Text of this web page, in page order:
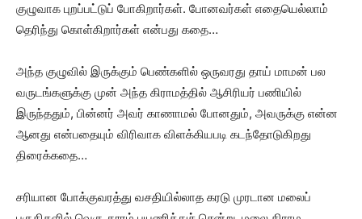
குழுவாக புறப்பட்டுப் போகிறார்கள். போனவர்கள் எதையெல்லாம்
தெரிந்து கொள்கிறார்கள் என்பது கதை…
அந்த குழுவில் இருக்கும் பெண்களில் ஒருவரது தாய் மாமன் பல
வருடங்களுக்கு முன் அந்த கிராமத்தில் ஆசிரியர் பணியில்
இருந்ததும், பின்னர் அவர் காணாமல் போனதும், அவருக்கு என்ன
ஆனது என்பதையும் விரிவாக விளக்கியபடி கடந்தோடுகிறது
திரைக்கதை…
சரியான போக்குவரத்து வசதியில்லாத கரடு முரடான மலைப்